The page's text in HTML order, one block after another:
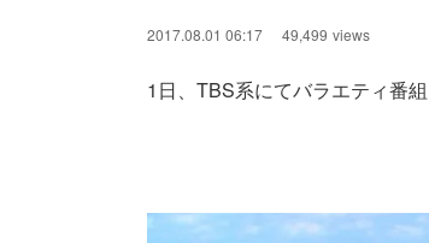
2017.08.01 06:17 49,499 views
1日、TBS系にてバラエティ番